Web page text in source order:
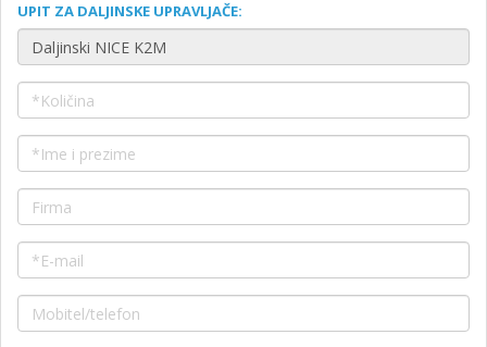
UPIT ZA DALJINSKE UPRAVLJAČE: